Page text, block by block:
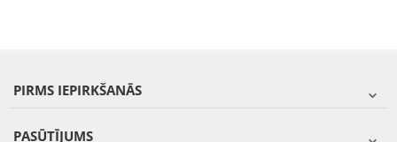
PIRMS IEPIRKŠANĀS
PASŪTĪJUMS